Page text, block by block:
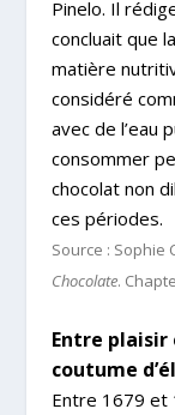
Pinelo. Il
concluait que
matière
considéré
avec de l’eau
consommer
chocolat non
ces périodes.
Source : Sophie
Chocolate.
Entre
coutume
Entre 1679 et